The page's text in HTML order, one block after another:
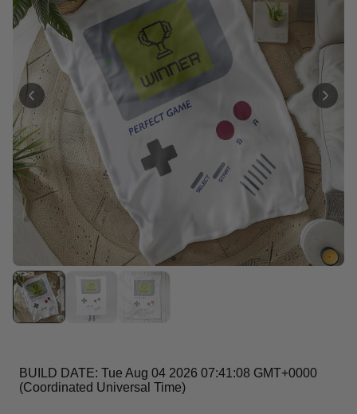
Personalisierbar
Personalisierbares Aperol
Spritz Glas mit Name
über 19.400
mal gekauft
16,99 €
Personalisierbar
Personalisierbares Retro-
Handtuch mit Text
über 2.400
mal gekauft
34,99 €
Personalisierbar
Personalisierbare
Champagnerschale mit Text
über 2.000
mal gekauft
24,99 €